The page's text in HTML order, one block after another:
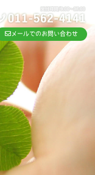
メールでのお問い合わせ